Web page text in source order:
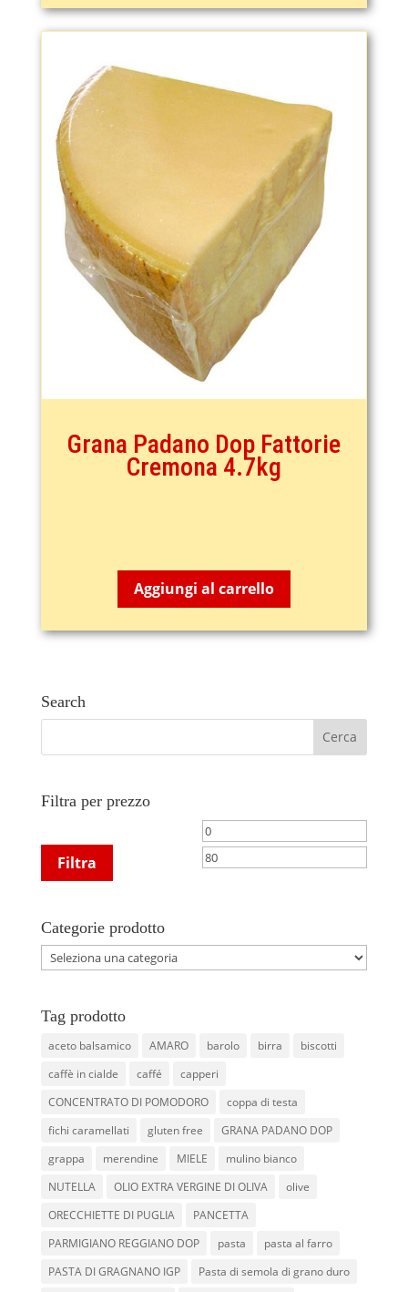
Grana Padano Dop Fattorie
Cremona 4.7kg
Aggiungi al carrello
Search
Filtra per prezzo
Prezzo
Min
Filtra
Categorie prodotto
Tag prodotto
aceto balsamico AMARO barolo birra
biscotti
caffè in cialde
caffé
capperi
CONCENTRATO DI POMODORO
coppa di testa
fichi caramellati
gluten free
GRANA PADANO DOP
grappa
merendine MIELE
mulino bianco
NUTELLA
OLIO EXTRA VERGINE DI OLIVA
olive
ORECCHIETTE DI PUGLIA
PANCETTA
PARMIGIANO REGGIANO DOP
pasta
pasta al farro
PASTA DI GRAGNANO IGP
Pasta di semola di grano duro